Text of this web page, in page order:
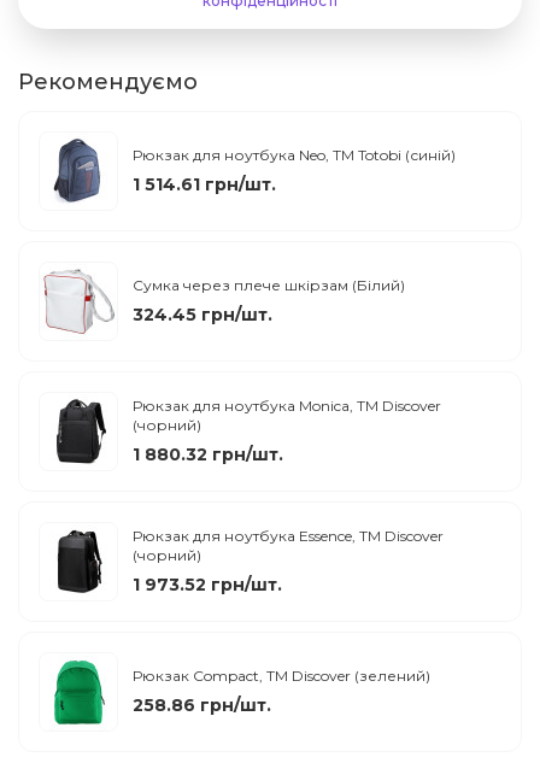
Рекомендуємо
Рюкзак для ноутбука Neo, ТМ Totobi (синій)
1 514.61 грн/шт.
Сумка через плече шкірзам (Білий)
324.45 грн/шт.
Рюкзак для ноутбука Monica, ТМ Discover
(чорний)
1 880.32 грн/шт.
Рюкзак для ноутбука Essence, TM Discover
(чорний)
1 973.52 грн/шт.
Рюкзак Compact, TM Discover (зелений)
258.86 грн/шт.